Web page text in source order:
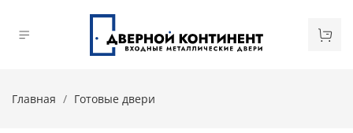
Главная Готовые двери